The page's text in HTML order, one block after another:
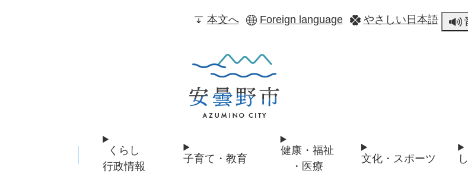
本文へ Foreign language やさしい日本語
くらし
行政情報
子育て・教育
健康・福祉
・医療
文化・スポーツ